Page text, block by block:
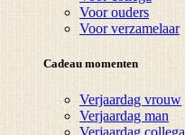
Voor ouders
Voor verzamelaar
Cadeau momenten
Verjaardag vrouw
Verjaardag man
Verjaardag collega